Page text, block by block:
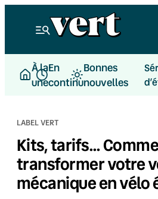
À la
une
En
continu
Bonnes
nouvelles
LABEL VERT
Kits, tarifs…
transformer votre
mécanique en vélo